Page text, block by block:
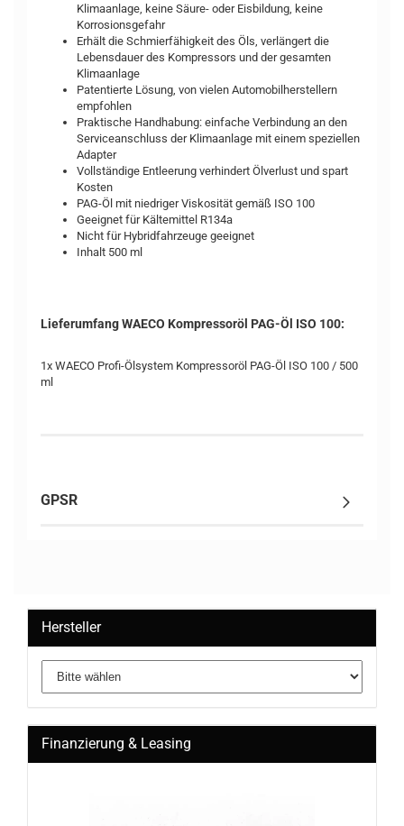
Klimaanlage, keine Säure- oder Eisbildung, keine
Korrosionsgefahr
Erhält die Schmierfähigkeit des Öls, verlängert die
Lebensdauer des Kompressors und der gesamten
Klimaanlage
Patentierte Lösung, von vielen Automobilherstellern
empfohlen
Praktische Handhabung: einfache Verbindung an den
Serviceanschluss der Klimaanlage mit einem speziellen
Adapter
Vollständige Entleerung verhindert Ölverlust und spart
Kosten
PAG-Öl mit niedriger Viskosität gemäß ISO 100
Geeignet für Kältemittel R134a
Nicht für Hybridfahrzeuge geeignet
Inhalt 500 ml
Lieferumfang WAECO Kompressoröl PAG-Öl ISO 100:
1x WAECO Profi-Ölsystem Kompressoröl PAG-Öl ISO 100 / 500
ml
GPSR
Hersteller
Finanzierung & Leasing